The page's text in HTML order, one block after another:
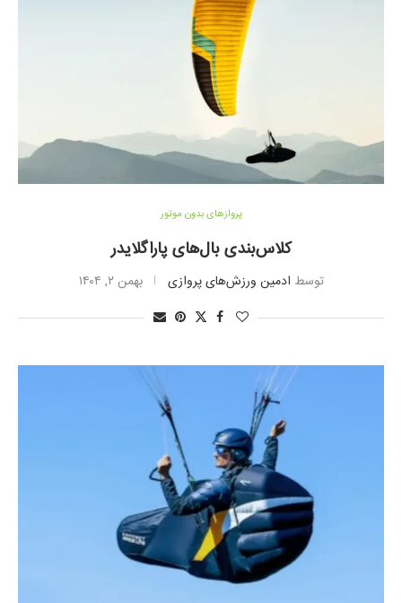
پروازهای بدون موتور
کلاس‌بندی بال‌های پاراگلایدر
توسط ادمین ورزش‌های پروازی بهمن ۲, ۱۴۰۴